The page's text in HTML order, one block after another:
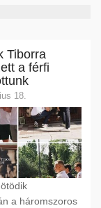
Tiborra
a férfi
18.
a háromszoros